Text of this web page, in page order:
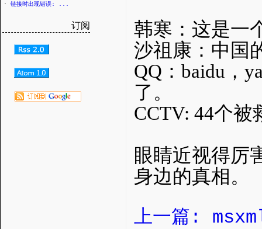
· 链接时出现错误: ...
订阅
韩寒：这是一
沙祖康：中国
QQ：baidu，
了。
CCTV: 44个
眼睛近视得厉
身边的真相。
上一篇: